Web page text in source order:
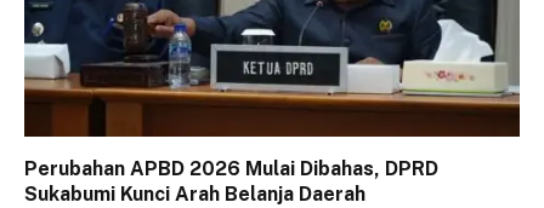
Perubahan APBD 2026 Mulai Dibahas, DPRD
Sukabumi Kunci Arah Belanja Daerah